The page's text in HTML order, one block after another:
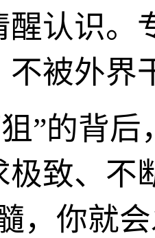
醒认识。
不被外界
”的背
致、不
，你就